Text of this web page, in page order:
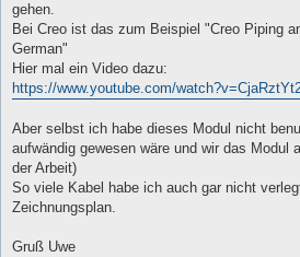
gehen.
Bei Creo ist das zum Beispiel "Creo Piping
German"
Hier mal ein Video dazu:
https://www.youtube.com/
Aber selbst ich habe dieses Modul nicht
aufwändig gewesen wäre und wir das Modul
der Arbeit)
So viele Kabel habe ich auch gar nicht
Zeichnungsplan.
Gruß Uwe